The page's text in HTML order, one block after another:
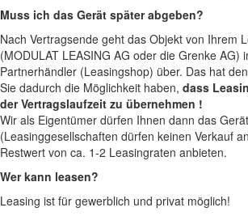
Muss ich das Gerät später abgeben?
Nach Vertragsende geht das Objekt von Ihrem
(MODULAT LEASING AG oder die Grenke AG)
Partnerhändler (Leasingshop) über. Das hat
Sie dadurch die Möglichkeit haben, dass
der Vertragslaufzeit zu übernehmen !
Wir als Eigentümer dürfen Ihnen dann das Gerät
(Leasinggesellschaften dürfen keinen Verkauf
Restwert von ca. 1-2 Leasingraten anbieten.
Wer kann leasen?
Leasing ist für gewerblich und privat möglich!